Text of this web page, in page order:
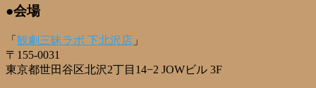
●会場
「 観劇三昧ラボ 下北沢店 」
〒155-0031
東京都世田谷区北沢2丁目14−2 JOWビル 3F